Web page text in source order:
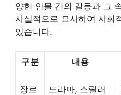
양한 인물 간의 갈등과 그
사실적으로 묘사하여 사회
있습니다.
구분 내용
장르 드라마, 스릴러